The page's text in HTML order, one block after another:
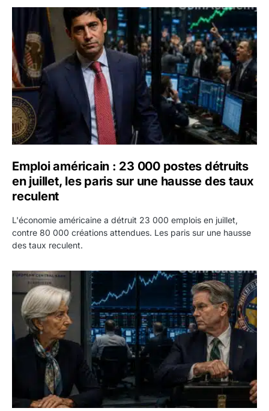
Emploi américain : 23 000 postes détruits en juillet, les
Emploi américain : 23 000 postes détruits
en juillet, les paris sur une hausse des taux
reculent
L'économie américaine a détruit 23 000 emplois en juillet,
contre 80 000 créations attendues. Les paris sur une hausse
des taux reculent.
Yen : Washington a vendu des euros sans prévenir la